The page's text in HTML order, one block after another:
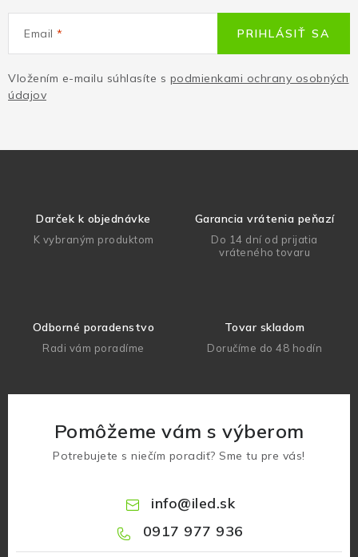
Email
Vložením e-mailu súhlasíte s podmienkami ochrany osobných
údajov
PRIHLÁSIŤ SA
Darček k objednávke
K vybraným produktom
Garancia vrátenia peňazí
Do 14 dní od prijatia
vráteného tovaru
Odborné poradenstvo
Radi vám poradíme
Tovar skladom
Doručíme do 48 hodín
Pomôžeme vám s výberom
Potrebujete s niečím poradiť? Sme tu pre vás!
info@iled.sk
0917 977 936